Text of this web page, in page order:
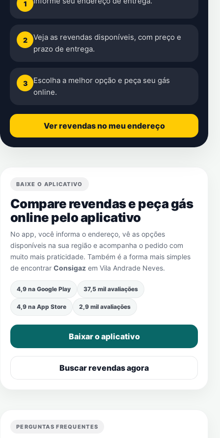
1
2
Veja as revendas disponíveis, com preço e
prazo de entrega.
3
Escolha a melhor opção e peça seu gás
online.
Ver revendas no meu endereço
BAIXE O APLICATIVO
Compare revendas e peça gás
online pelo aplicativo
No app, você informa o endereço, vê as opções
disponíveis na sua região e acompanha o pedido com
muito mais praticidade. Também é a forma mais simples
de encontrar Consigaz em Vila Andrade Neves.
4,9 na Google Play 37,5 mil avaliações
4,9 na App Store 2,9 mil avaliações
Baixar o aplicativo
Buscar revendas agora
PERGUNTAS FREQUENTES